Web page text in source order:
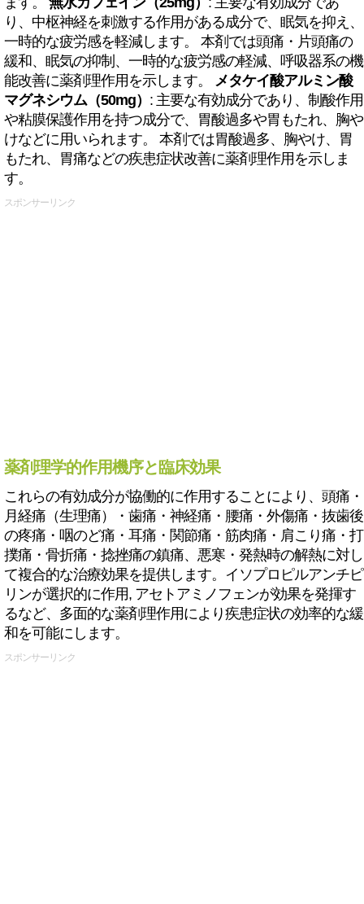
り、中枢神経を刺激する作用がある成分で、眠気を抑え、
一時的な疲労感を軽減します。 本剤では頭痛・片頭痛の
緩和、眠気の抑制、一時的な疲労感の軽減、呼吸器系の機
能改善に薬剤理作用を示します。 メタケイ酸アルミン酸
マグネシウム（50mg） : 主要な有効成分であり、制酸作用
や粘膜保護作用を持つ成分で、胃酸過多や胃もたれ、胸や
けなどに用いられます。 本剤では胃酸過多、胸やけ、胃
もたれ、胃痛などの疾患症状改善に薬剤理作用を示しま
す。
スポンサーリンク
薬剤理学的作用機序と臨床効果
これらの有効成分が協働的に作用することにより、頭痛・
月経痛（生理痛）・歯痛・神経痛・腰痛・外傷痛・抜歯後
の疼痛・咽のど痛・耳痛・関節痛・筋肉痛・肩こり痛・打
撲痛・骨折痛・捻挫痛の鎮痛、悪寒・発熱時の解熱に対し
て複合的な治療効果を提供します。イソプロピルアンチピ
リンが選択的に作用, アセトアミノフェンが効果を発揮す
るなど、多面的な薬剤理作用により疾患症状の効率的な緩
和を可能にします。
スポンサーリンク